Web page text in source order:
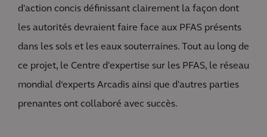
d'action concis définissant clairement la façon dont
les autorités devraient faire face aux PFAS présents
dans les sols et les eaux souterraines. Tout au long de
ce projet, le Centre d'expertise sur les PFAS, le réseau
mondial d‘experts Arcadis ainsi que d'autres parties
prenantes ont collaboré avec succès.